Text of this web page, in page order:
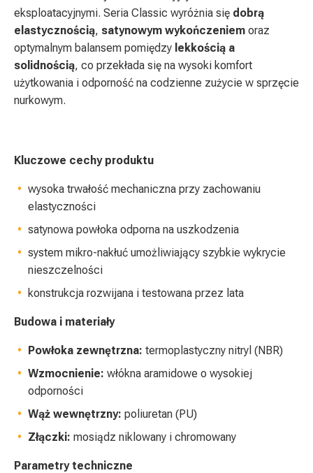
eksploatacyjnymi. Seria Classic wyróżnia się dobrą
elastycznością, satynowym wykończeniem oraz
optymalnym balansem pomiędzy lekkością a
solidnością, co przekłada się na wysoki komfort
użytkowania i odporność na codzienne zużycie w sprzęcie
nurkowym.
Kluczowe cechy produktu
wysoka trwałość mechaniczna przy zachowaniu
elastyczności
satynowa powłoka odporna na uszkodzenia
system mikro-nakłuć umożliwiający szybkie wykrycie
nieszczelności
konstrukcja rozwijana i testowana przez lata
Budowa i materiały
Powłoka zewnętrzna: termoplastyczny nitryl (NBR)
Wzmocnienie: włókna aramidowe o wysokiej
odporności
Wąż wewnętrzny: poliuretan (PU)
Złączki: mosiądz niklowany i chromowany
Parametry techniczne